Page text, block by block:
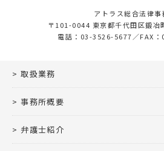
アトラス総合法律事
〒101-0044 東京都千代田区鍛冶
電話：03-3526-5677／FAX
取扱業務
事務所概要
弁護士紹介